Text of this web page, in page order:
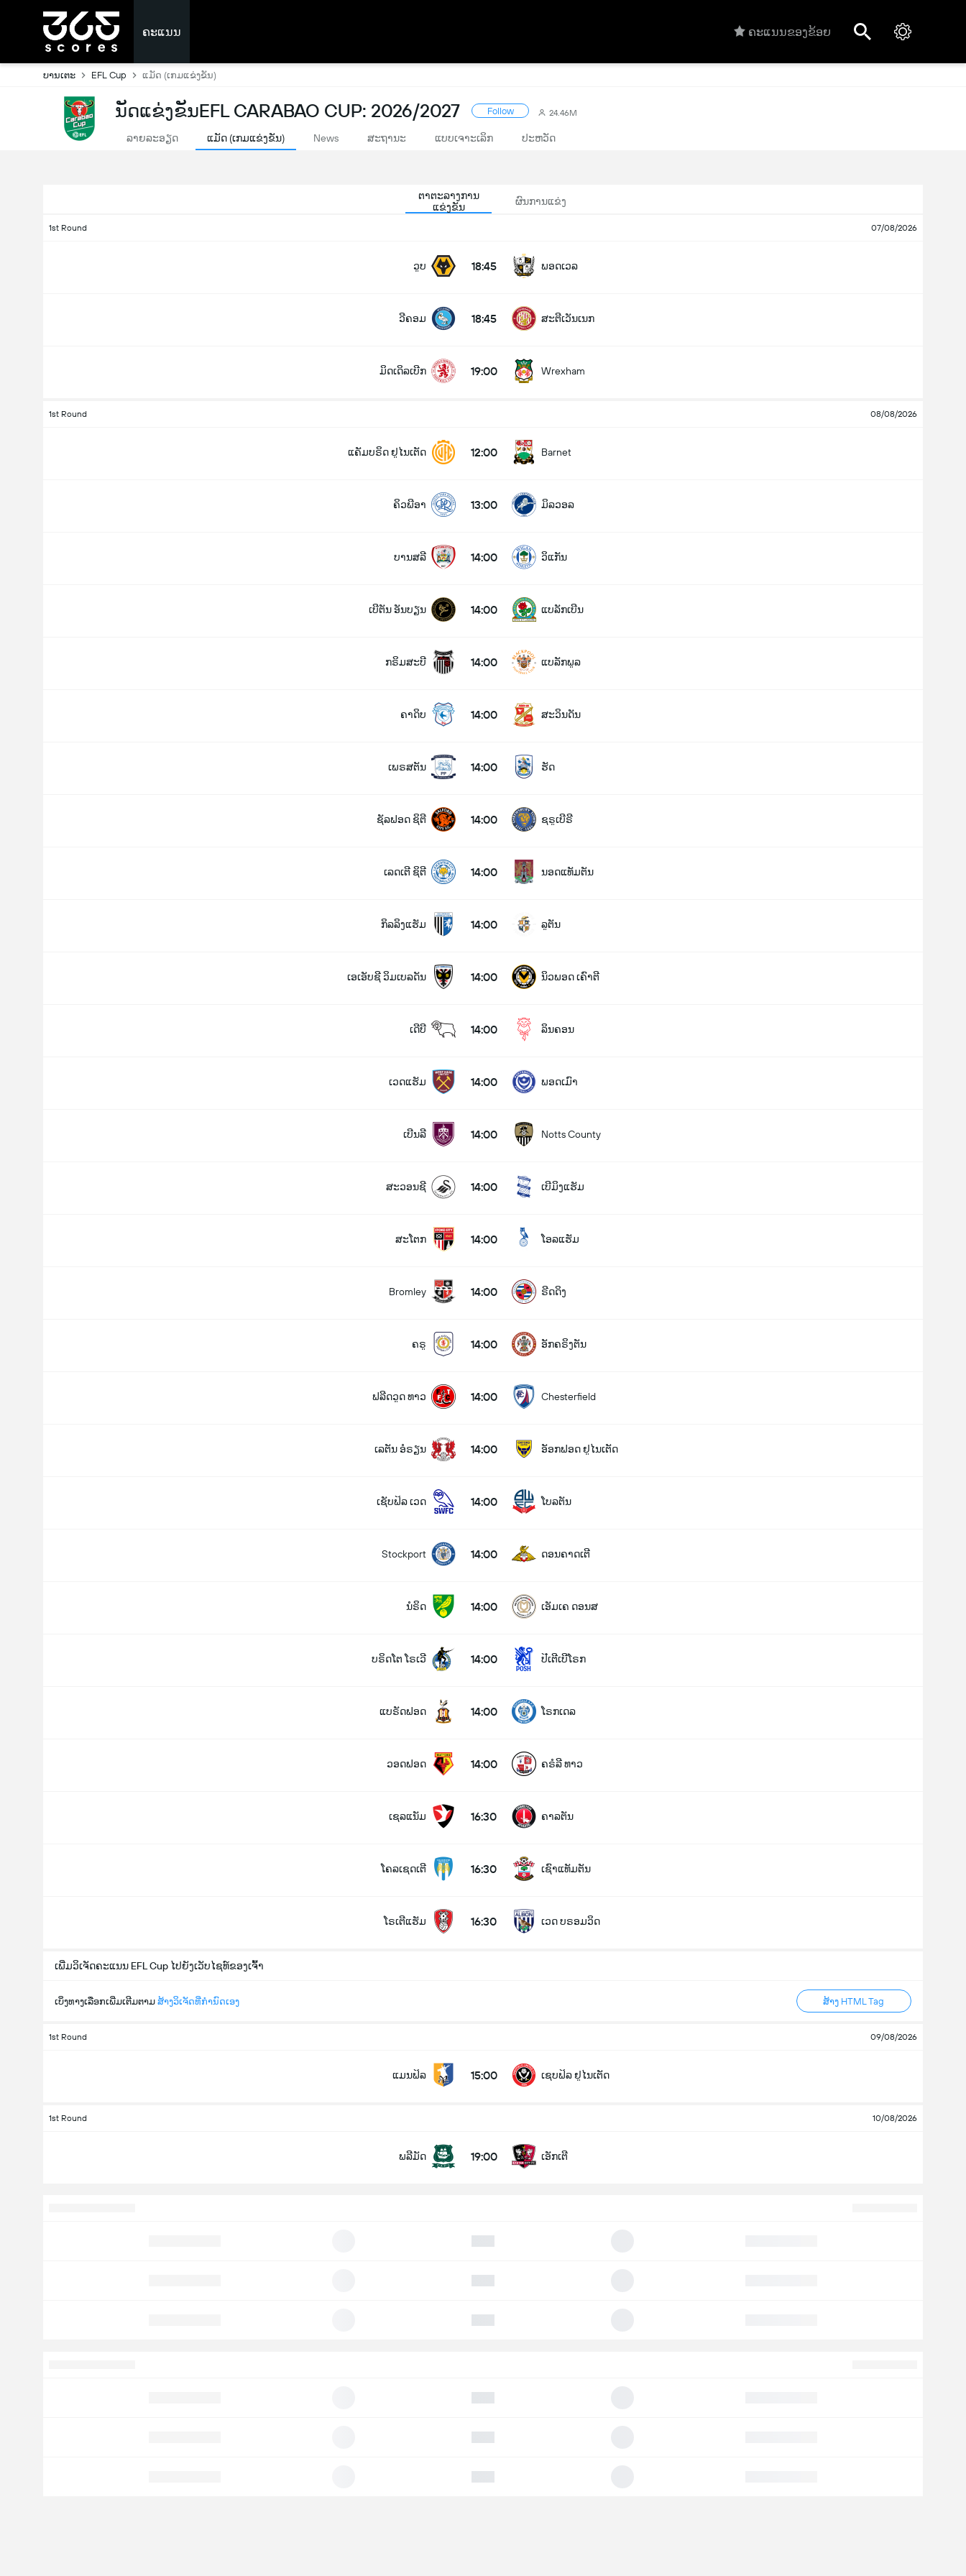
ຄະແນນ ຄະແນນຂອງຂ້ອຍ
ບານເຕະ EFL Cup ແມັດ (ເກມແຂ່ງຂັນ)
ນັດແຂ່ງຂັນEFL CARABAO CUP: 2026/2027 Follow 24.46M
ລາຍລະອຽດ ແມັດ (ເກມແຂ່ງຂັນ) News ສະຖານະ ແບບເຈາະເລິກ ປະຫວັດ
ຕາຕະລາງການ
ແຂ່ງຂັນ
ຜົນການແຂ່ງ
1st Round 07/08/2026
ວູບ 18:45 ພອດເວລ
ວີຄອມ 18:45 ສະຕີເວັນເນກ
ມິດເດິລເບີກ 19:00 Wrexham
1st Round 08/08/2026
ແຄັມບຣິດ ຢູໄນເຕັດ 12:00 Barnet
ຄິວພີອາ 13:00 ມິລວອລ
ບານສລີ 14:00 ວິແກັນ
ເບີຕັນ ອັນບຽນ 14:00 ແບລັກເບີນ
ກຣິມສະບີ 14:00 ແບລັກພູລ
ຄາດິບ 14:00 ສະວິນດັນ
ເພຣສຕັນ 14:00 ຮັດ
ຊັລຟອດ ຊິຕີ 14:00 ຊຣູເບີຣີ
ເລດເຕີ ຊິຕີ 14:00 ນອດແທັມຕັນ
ກິລລິງແຮັມ 14:00 ລູຕັນ
ເອເອັບຊີ ວິມເບລດັນ 14:00 ນິວພອດ ເຄົາຕີ
ເດີບີ 14:00 ລິນຄອນ
ເວດແຮັມ 14:00 ພອດເມົາ
ເບີນລີ 14:00 Notts County
ສະວອນຊີ 14:00 ເບີມິງແຮັມ
ສະໂຕກ 14:00 ໂອລແຮັມ
Bromley 14:00 ຣີດດິງ
ຄຣູ 14:00 ອັກຄຣິງຕັນ
ຟລີດວູດ ທາວ 14:00 Chesterfield
ເລຕັນ ອໍຣຽນ 14:00 ອັອກຟອດ ຢູໄນເຕັດ
ເຊັບຟິລ ເວດ 14:00 ໂບລຕັນ
Stockport 14:00 ດອນຄາດເຕີ
ນໍຣິດ 14:00 ເອັມເຄ ດອນສ
ບຣິດໂຕ ໂຣເວີ 14:00 ປີເຕີເບີໂຣກ
ແບຣັດຟອດ 14:00 ໂຣກເດລ
ວອດຟອດ 14:00 ຄຣໍລີ ທາວ
ເຊລແນັມ 16:30 ຄາລຕັນ
ໂຄລເຊດເຕີ 16:30 ເຊົາແທັມຕັນ
ໂຣເຕີແຮັມ 16:30 ເວດ ບຣອມວິດ
ເພີ່ມວິເຈັດຄະແນນ EFL Cup ໄປຍັງເວັບໄຊທ໌ຂອງເຈົ້າ
ເບິ່ງທາງເລືອກເພີ່ມເຕີມຕາມ ສ້າງວິເຈັດທີ່ກຳນົດເອງ ສ້າງ HTML Tag
1st Round 09/08/2026
ແມນຟິລ 15:00 ເຊບຟິລ ຢູໄນເຕັດ
1st Round 10/08/2026
ພລີມັດ 19:00 ເອັກເຕີ